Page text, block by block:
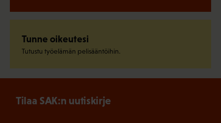
Tunne oikeutesi
Tutustu työelämän pelisääntöihin.
Tilaa SAK:n uutiskirje